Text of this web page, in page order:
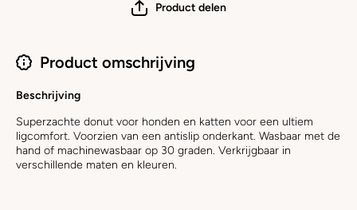
Product delen
Product omschrijving
Beschrijving
Superzachte donut voor honden en katten voor een ultiem
ligcomfort. Voorzien van een antislip onderkant. Wasbaar met de
hand of machinewasbaar op 30 graden. Verkrijgbaar in
verschillende maten en kleuren.